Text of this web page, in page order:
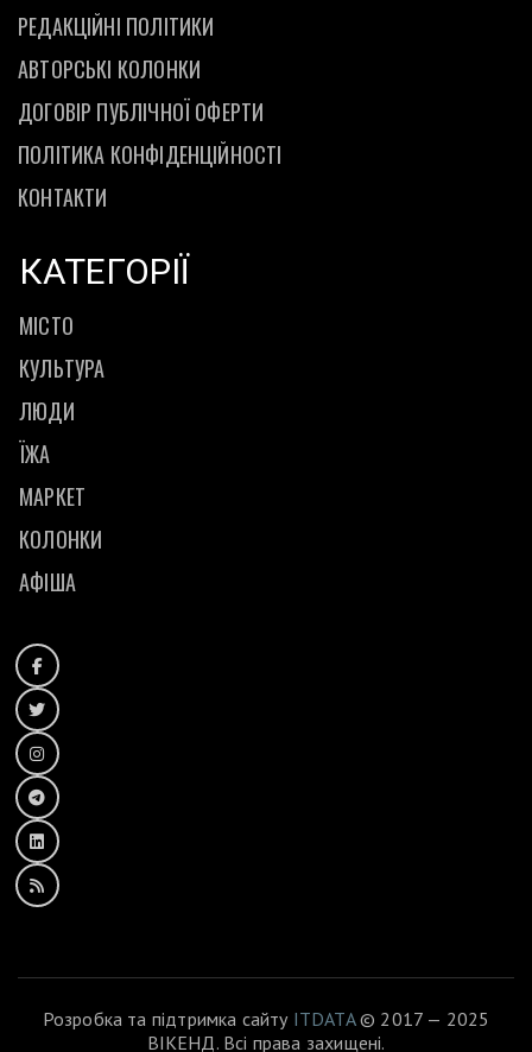
РЕДАКЦІЙНІ ПОЛІТИКИ
АВТОРСЬКІ КОЛОНКИ
ДОГОВІР ПУБЛІЧНОЇ ОФЕРТИ
ПОЛІТИКА КОНФІДЕНЦІЙНОСТІ
КОНТАКТИ
КАТЕГОРІЇ
МІСТО
КУЛЬТУРА
ЛЮДИ
ЇЖА
МАРКЕТ
КОЛОНКИ
АФІША
Розробка та підтримка сайту ITDATA© 2017 — 2025
ВІКЕНД. Всі права захищені.